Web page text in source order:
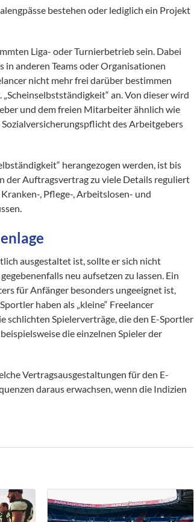
bestehen oder lediglich ein Projekt
Liga- oder Turnierbetrieb sein. Dabei
in anderen Teams oder Organisationen
nicht mehr frei darüber bestimmen
an. Von dieser wird
und dem freien Mitarbeiter ähnlich wie
des Arbeitgebers
herangezogen werden, ist bis
der Auftragsvertrag zu viele Details reguliert
, Pflege-, Arbeitslosen- und
ausgestaltet ist, sollte er sich nicht
neu aufsetzen zu lassen. Ein
für Anfänger besonders ungeeignet ist,
haben als „kleine“ Freelancer
schlichten Spielerverträge, die den E-Sportler
die einzelnen Spieler der
Vertragsausgestaltungen für den E-
daraus erwachsen, wenn die Indizien